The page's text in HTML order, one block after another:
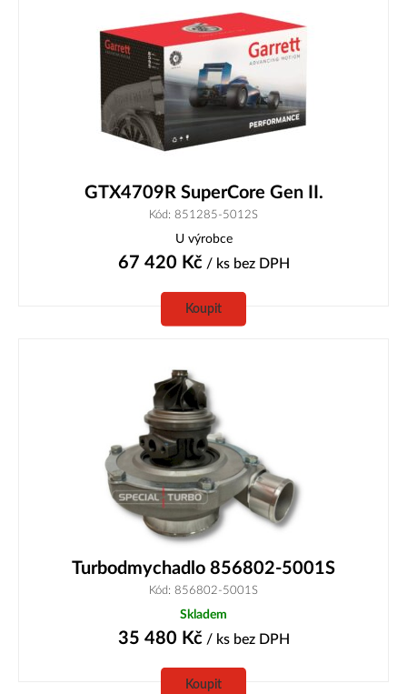
GTX4709R SuperCore Gen II.
Kód: 851285-5012S
U výrobce
67 420 Kč/ ks bez DPH
Koupit
Turbodmychadlo 856802-5001S
Kód: 856802-5001S
Skladem
35 480 Kč/ ks bez DPH
Koupit